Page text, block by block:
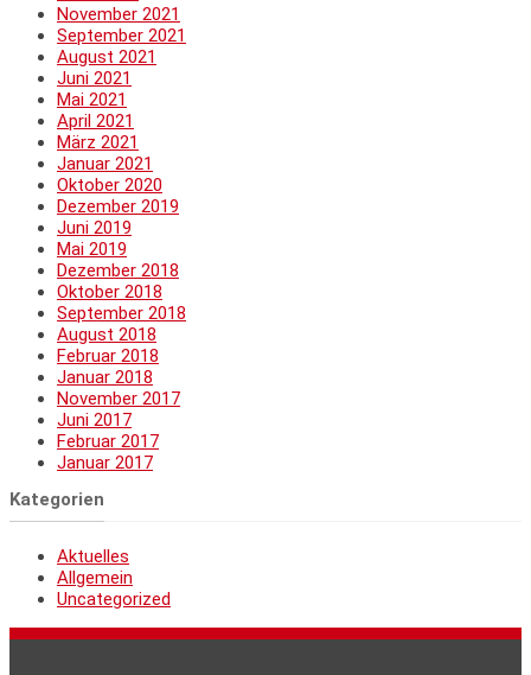
November 2021
September 2021
August 2021
Juni 2021
Mai 2021
April 2021
März 2021
Januar 2021
Oktober 2020
Dezember 2019
Juni 2019
Mai 2019
Dezember 2018
Oktober 2018
September 2018
August 2018
Februar 2018
Januar 2018
November 2017
Juni 2017
Februar 2017
Januar 2017
Kategorien
Aktuelles
Allgemein
Uncategorized